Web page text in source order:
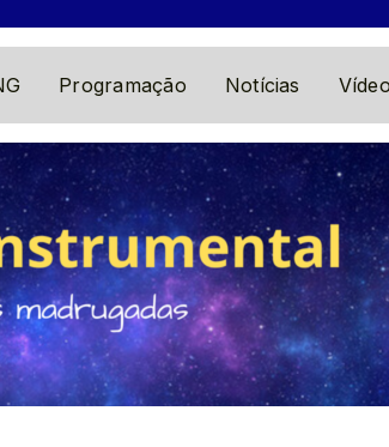
Programação Notícias